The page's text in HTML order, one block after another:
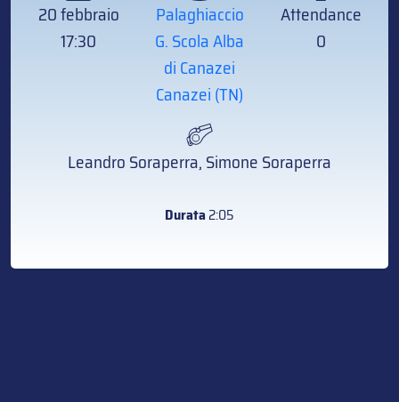
20 febbraio
17:30
Palaghiaccio
G. Scola Alba
di Canazei
Canazei (TN)
Attendance
0
Leandro Soraperra, Simone Soraperra
Durata2:05